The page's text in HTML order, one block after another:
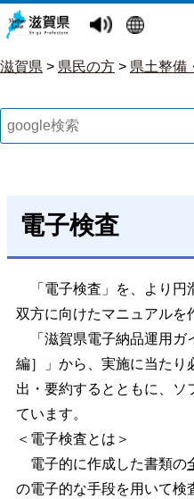
滋賀県 > 県民の方 > 県土整備
電子検査
「電子検査」を、より円
双方に向けたマニュアルを
「滋賀県電子納品運用ガ
編］」から、実施に当たり
出・要約するとともに、ソ
ています。
＜電子検査とは＞
電子的に作成した書類の
の電子的な手段を用いて検